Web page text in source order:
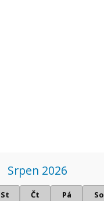
Srpen 2026
St Čt Pá So